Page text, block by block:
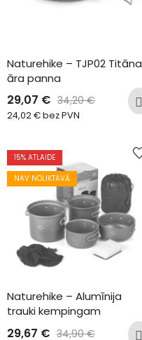
Naturehike – TJP02 Titāna
āra panna
29,07 € 34,20€
24,02€bez PVN
15% ATLAIDE
NAV NOLIKTAVĀ
Naturehike – Alumīnija
trauki kempingam
29,67 € 34,90€